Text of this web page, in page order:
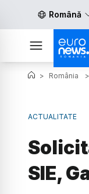
Română
> România >
ACTUALITATE
SIE,